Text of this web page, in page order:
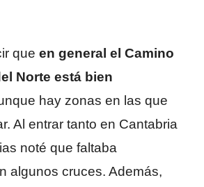
que en general el Camino
Norte está bien
hay zonas en las que
Al entrar tanto en Cantabria
noté que faltaba
algunos cruces. Además,